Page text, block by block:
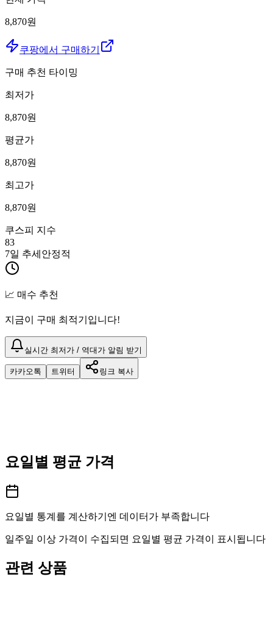
8,870원
쿠팡에서 구매하기
구매 추천 타이밍
최저가
8,870원
평균가
8,870원
최고가
8,870원
쿠스피 지수
83
7일 추세 안정적
📈 매수 추천
지금이 구매 최적기입니다!
실시간 최저가 / 역대가 알림 받기
카카오톡 트위터 링크 복사
요일별 평균 가격
요일별 통계를 계산하기엔 데이터가 부족합니다
일주일 이상 가격이 수집되면 요일별 평균 가격이 표시됩니다
관련 상품